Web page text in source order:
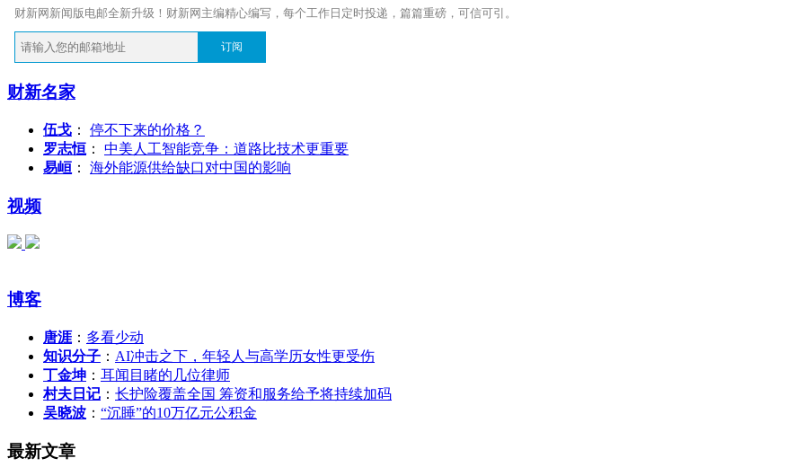
财新网新闻版电邮全新升级！财新网主编精心编写，每个工作日定时投递，篇篇重磅，可信可引。
订阅
财新名家
伍戈 ： 停不下来的价格？
罗志恒 ： 中美人工智能竞争：道路比技术更重要
易峘 ： 海外能源供给缺口对中国的影响
视频
博客
唐涯 ： 多看少动
知识分子 ： AI冲击之下，年轻人与高学历女性更受伤
丁金坤 ： 耳闻目睹的几位律师
村夫日记 ： 长护险覆盖全国 筹资和服务给予将持续加码
吴晓波 ： “沉睡”的10万亿元公积金
最新文章